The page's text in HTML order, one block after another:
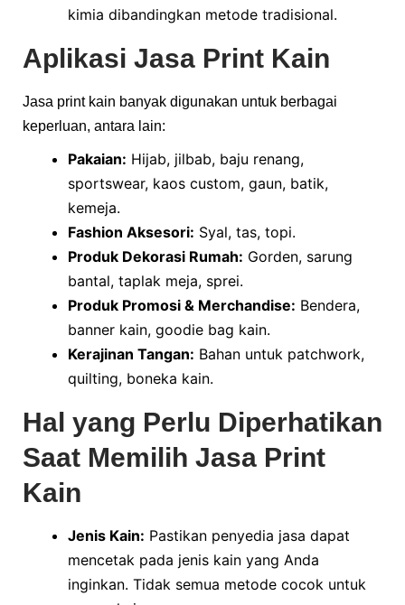
kimia dibandingkan metode tradisional.
Aplikasi Jasa Print Kain
Jasa print kain banyak digunakan untuk berbagai
keperluan, antara lain:
Pakaian: Hijab, jilbab, baju renang,
sportswear, kaos custom, gaun, batik,
kemeja.
Fashion Aksesori: Syal, tas, topi.
Produk Dekorasi Rumah: Gorden, sarung
bantal, taplak meja, sprei.
Produk Promosi & Merchandise: Bendera,
banner kain, goodie bag kain.
Kerajinan Tangan: Bahan untuk patchwork,
quilting, boneka kain.
Hal yang Perlu Diperhatikan
Saat Memilih Jasa Print
Kain
Jenis Kain: Pastikan penyedia jasa dapat
mencetak pada jenis kain yang Anda
inginkan. Tidak semua metode cocok untuk